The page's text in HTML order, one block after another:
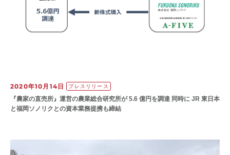
2020年10月14日 プレスリリース
『農家の直売所』運営の農業総合研究所が 5.6 億円を調達 同時に JR 東日本
と福岡ソノリクとの資本業務提携も締結